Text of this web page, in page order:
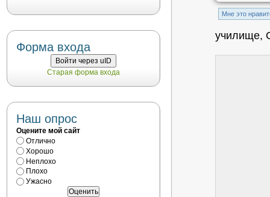
Mне это
училище,
Форма входа
Войти через uID
Старая форма входа
Наш опрос
Оцените мой сайт
Отлично
Хорошо
Неплохо
Плохо
Ужасно